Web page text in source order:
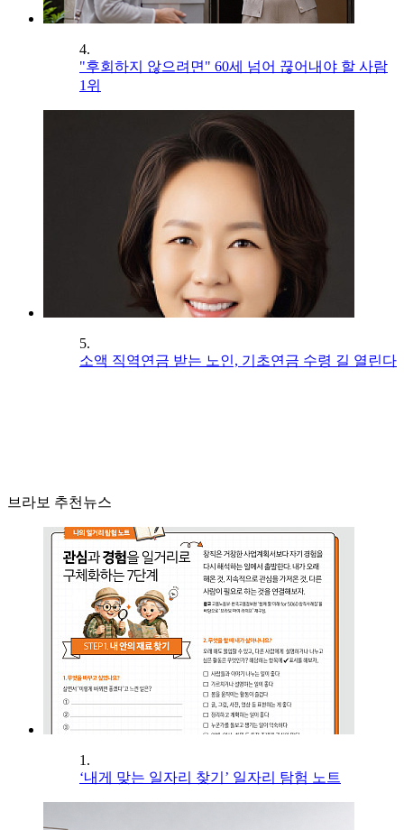
4.
"후회하지 않으려면" 60세 넘어 끊어내야 할 사람
1위
5.
소액 직역연금 받는 노인, 기초연금 수령 길 열린다
브라보 추천뉴스
1.
‘내게 맞는 일자리 찾기’ 일자리 탐험 노트